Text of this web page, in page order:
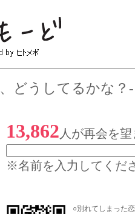
、どうしてるかな？-
13,862 人が再会を
※名前を入力してくだ
○別れてしまった